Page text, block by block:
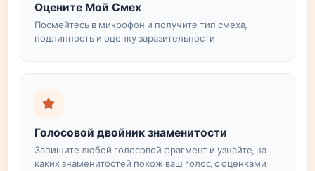
Оцените Мой Смех
Посмейтесь в микрофон и получите тип смеха,
подлинность и оценку заразительности
Голосовой двойник знаменитости
Запишите любой голосовой фрагмент и узнайте, на
каких знаменитостей похож ваш голос, с оценками